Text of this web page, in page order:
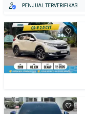
PENJUAL TERVERIFIKASI